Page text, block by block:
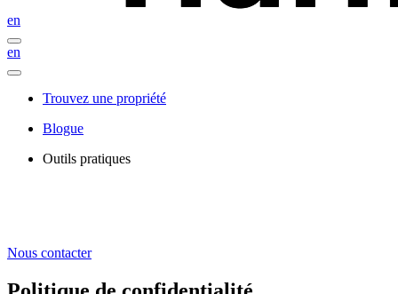
en
en
Trouvez une propriété
Blogue
Outils pratiques
Nous contacter